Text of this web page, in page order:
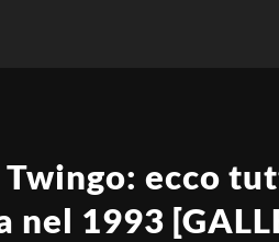
ecco
1993